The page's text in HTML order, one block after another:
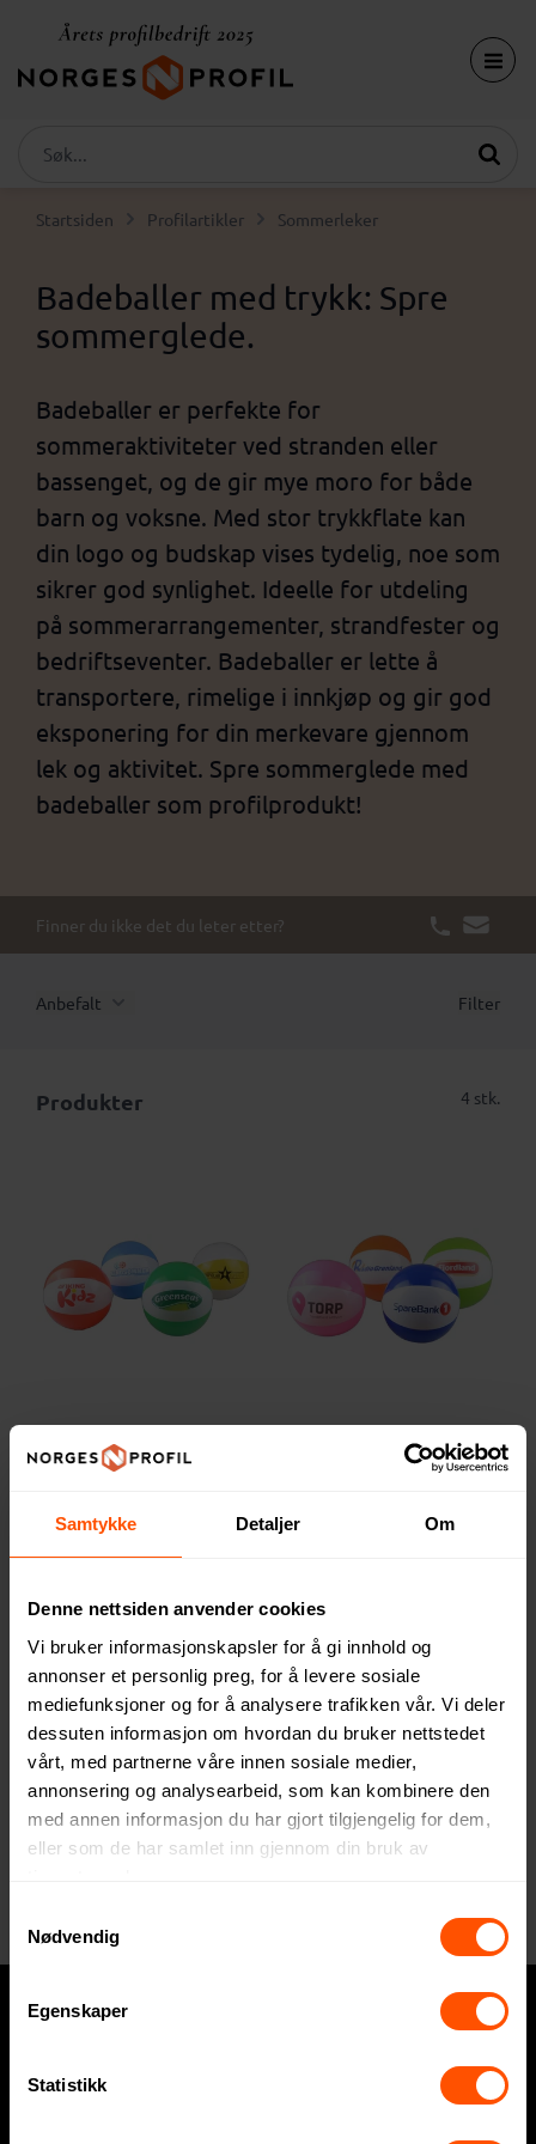
Samtykke Detaljer Om
Denne nettsiden anvender cookies
Vi bruker informasjonskapsler for å gi innhold og
annonser et personlig preg, for å levere sosiale
mediefunksjoner og for å analysere trafikken vår. Vi deler
dessuten informasjon om hvordan du bruker nettstedet
vårt, med partnerne våre innen sosiale medier,
annonsering og analysearbeid, som kan kombinere den
med annen informasjon du har gjort tilgjengelig for dem,
eller som de har samlet inn gjennom din bruk av
Nødvendig
Egenskaper
Statistikk
Startsiden Profilartikler Sommerleker
Badeballer med trykk: Spre
sommerglede.
Badeballer er perfekte for
sommeraktiviteter ved stranden eller
bassenget, og de gir mye moro for både
barn og voksne. Med stor trykkflate kan
din logo og budskap vises tydelig, noe som
sikrer god synlighet. Ideelle for utdeling
på sommerarrangementer, strandfester og
bedriftseventer. Badeballer er lette å
transportere, rimelige i innkjøp og gir god
eksponering for din merkevare gjennom
lek og aktivitet. Spre sommerglede med
badeballer som profilprodukt!
Finner du ikke det du leter etter?
Anbefalt Filter
Produkter 4 stk.
47.95 NOK ved 1000 stk.
Daniela
Gerda Vannball/Spretterball